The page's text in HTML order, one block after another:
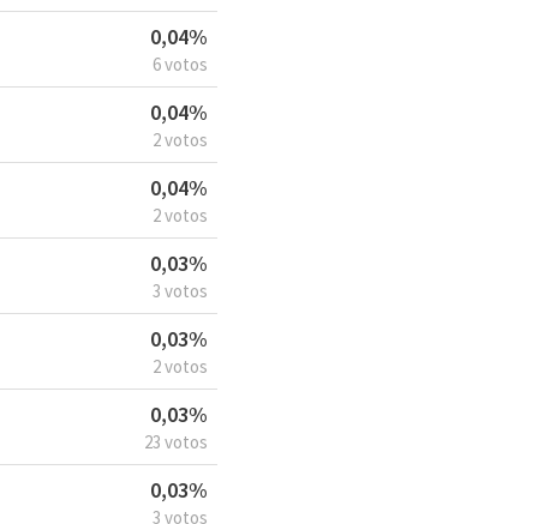
0,04%
6 votos
0,04%
2 votos
0,04%
2 votos
0,03%
3 votos
0,03%
2 votos
0,03%
23 votos
0,03%
3 votos